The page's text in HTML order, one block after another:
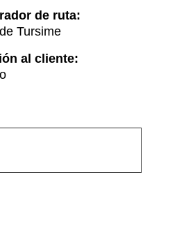
de ruta:
Tursime
al cliente: